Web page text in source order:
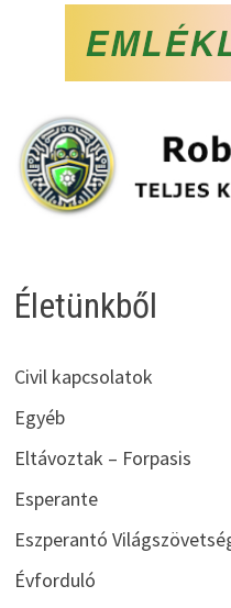
Életünkből
Civil kapcsolatok
Egyéb
Eltávoztak – Forpasis
Esperante
Eszperantó
Évforduló